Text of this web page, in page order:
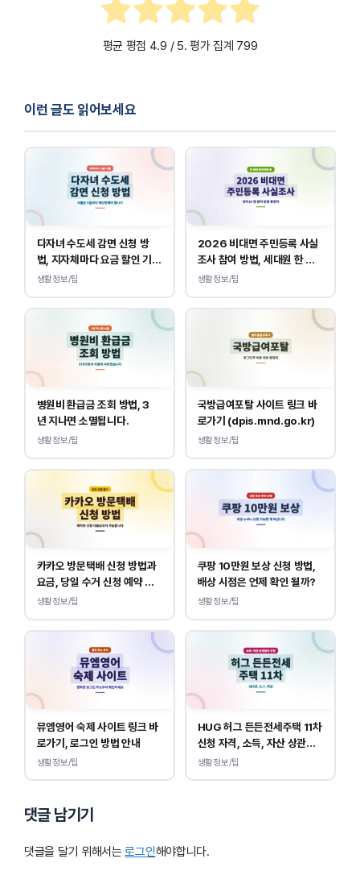
평균 평점 4.9 / 5. 평가 집계 799
이런 글도 읽어보세요
다자녀 수도세 감면 신청 방
법, 지자체마다 요금 할인 기준
이 다릅니다.
생활정보/팁
2026 비대면 주민등록 사실
조사 참여 방법, 세대원 한 명
만 하면 됩니다.
생활정보/팁
병원비 환급금 조회 방법, 3
년 지나면 소멸됩니다.
생활정보/팁
국방급여포탈 사이트 링크 바
로가기 (dpis.mnd.go.kr)
생활정보/팁
카카오 방문택배 신청 방법과
요금, 당일 수거 신청 예약 안
내
생활정보/팁
쿠팡 10만원 보상 신청 방법,
배상 시점은 언제 확인 될까?
생활정보/팁
뮤엠영어 숙제 사이트 링크 바
로가기, 로그인 방법 안내
생활정보/팁
HUG 허그 든든전세주택 11차
신청 자격, 소득, 자산 상관없
이 가능합니다.
생활정보/팁
댓글 남기기
댓글을 달기 위해서는로그인해야합니다.